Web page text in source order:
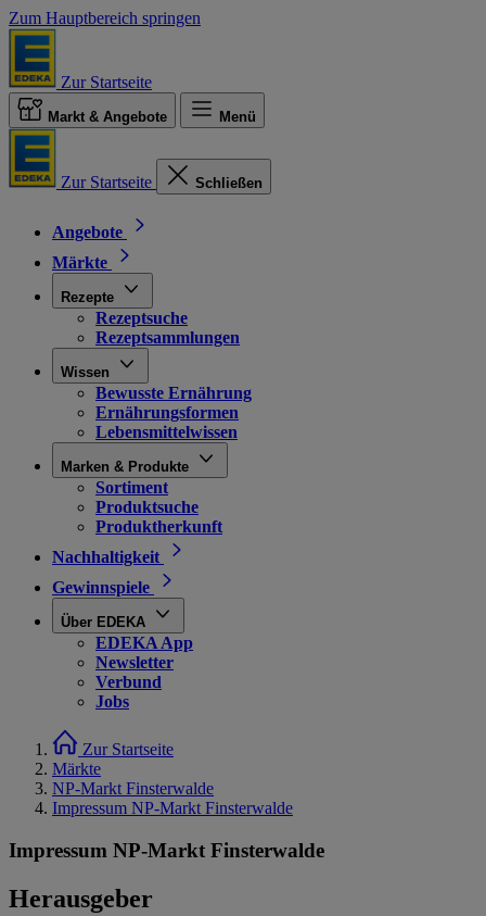
Zum Hauptbereich springen
Zur Startseite
Markt & Angebote Menü
Zur Startseite Schließen
Angebote
Märkte
Rezepte
Rezeptsuche
Rezeptsammlungen
Wissen
Bewusste Ernährung
Ernährungsformen
Lebensmittelwissen
Marken & Produkte
Sortiment
Produktsuche
Produktherkunft
Nachhaltigkeit
Gewinnspiele
Über EDEKA
EDEKA App
Newsletter
Verbund
Jobs
Zur Startseite
Märkte
NP-Markt Finsterwalde
Impressum NP-Markt Finsterwalde
Impressum NP-Markt Finsterwalde
Herausgeber